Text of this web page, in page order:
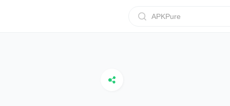
APKPure